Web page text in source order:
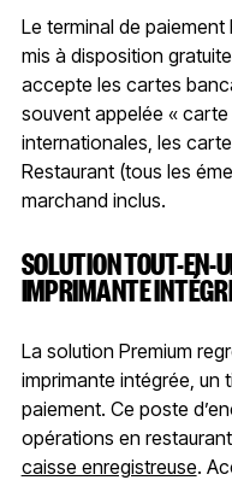
Le terminal de paiement
mis à disposition
accepte les cartes
souvent appelée «
internationales, les
Restaurant (tous les
marchand inclus.
SOLUTION TOUT-EN-
IMPRIMANTE
La solution Premium
imprimante intégrée, un
paiement. Ce poste
opérations en
caisse enregistreuse.